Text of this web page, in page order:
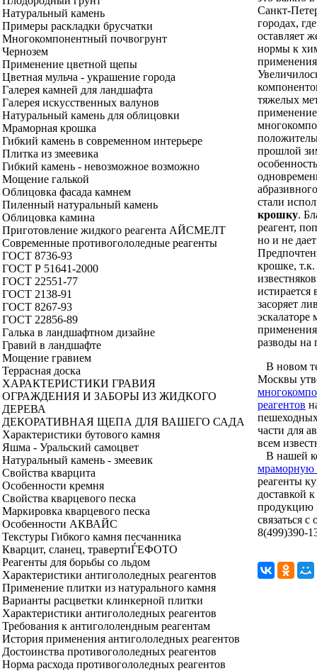
Натуральный камень
Примеры раскладки брусчатки
Многокомпонентный почвогрунт
Чернозем
Применение цветной щепы
Цветная мульча - украшение города
Галерея камней для ландшафта
Галерея искусственных валунов
Натуральный камень для облицовки
Мраморная крошка
Гибкий камень в современном интерьере
Плитка из змеевика
Гибкий камень - невозможное возможно
Мощение галькой
Облицовка фасада камнем
Пиленный натуральный камень
Облицовка камина
Приготовление жидкого реагента АЙСМЕЛТ
Современные противогололедные реагенты
ГОСТ 8736-93
ГОСТ Р 51641-2000
ГОСТ 22551-77
ГОСТ 2138-91
ГОСТ 8267-93
ГОСТ 22856-89
Галька в ландшафтном дизайне
Гравий в ландшафте
Мощение гравием
Террасная доска
ХАРАКТЕРИСТИКИ ГРАВИЯ
ОГРАЖДЕНИЯ И ЗАБОРЫ ИЗ ЖИДКОГО
ДЕРЕВА
ДЕКОРАТИВНАЯ ЩЕПА ДЛЯ ВАШЕГО САДА
Характеристики бутового камня
Яшма - Уральский самоцвет
Натуральный камень - змеевик
Свойства кварцита
Особенности кремня
Свойства кварцевого песка
Маркировка кварцевого песка
Особенности АКВАЙС
Текстуры Гибкого камня песчанника
Кварцит, сланец, травертиЃEФОТО
Реагенты для борьбы со льдом
Характеристики антигололедных реагентов
Применение плитки из натурального камня
Варианты расцветки клинкерной плитки
Характеристики антигололедных реагентов
Требования к антигололендным реагентам
История применения антигололедных реагентов
Достоинства противогололедных реагентов
Норма расхода противогололедных реагентов
Санкт-
городах,
оставляет
нормы к
тяжелых
прошлой
стали
крошку.
реагент,
но и не
крошке,
засоряет
разводы на
В новом
Москвы
реагентов
части для
всем
В нашей
мраморную
реагенты
доставкой
продукцию
связаться
8(499)390-